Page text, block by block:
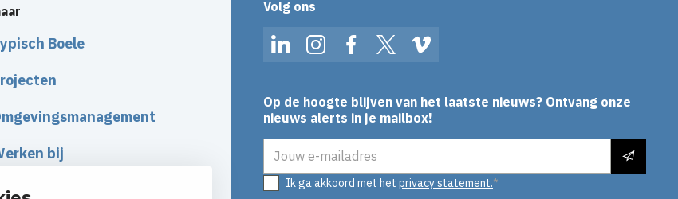
Boele
bij
uw route
Volg ons
LinkedInInstagramFacebookTwitterVimeo
Op de hoogte blijven van het laatste nieuws? Ontvang onze
nieuws alerts in je mailbox!
Ik ga akkoord met het privacy statement.